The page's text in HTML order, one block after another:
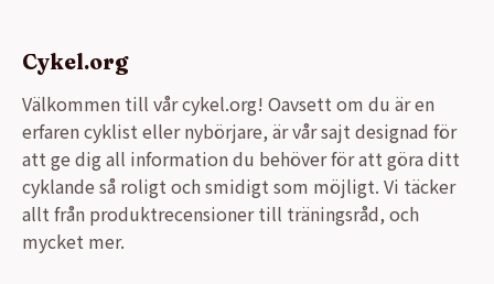
Cykel.org
Välkommen till vår cykel.org! Oavsett om du är en
erfaren cyklist eller nybörjare, är vår sajt designad för
att ge dig all information du behöver för att göra ditt
cyklande så roligt och smidigt som möjligt. Vi täcker
allt från produktrecensioner till träningsråd, och
mycket mer.